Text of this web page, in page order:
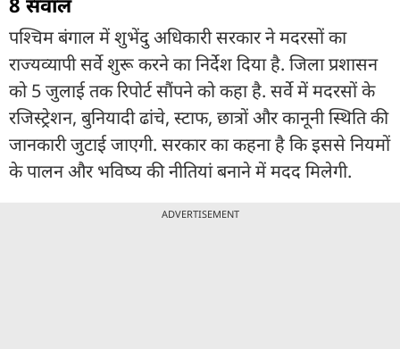
पश्चिम बंगाल में शुभेंदु अधिकारी सरकार ने मदरसों का
राज्यव्यापी सर्वे शुरू करने का निर्देश दिया है. जिला प्रशासन
को 5 जुलाई तक रिपोर्ट सौंपने को कहा है. सर्वे में मदरसों के
रजिस्ट्रेशन, बुनियादी ढांचे, स्टाफ, छात्रों और कानूनी स्थिति की
जानकारी जुटाई जाएगी. सरकार का कहना है कि इससे नियमों
के पालन और भविष्य की नीतियां बनाने में मदद मिलेगी.
ADVERTISEMENT